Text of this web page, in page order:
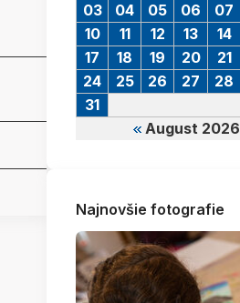
August 2026
03
04 05 06 07
10
11 12 13 14
17
18 19 20 21
24
25 26 27 28
31
Najnovšie fotografie